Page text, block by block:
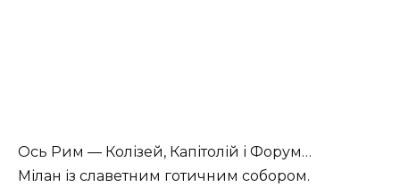
Ось Рим — Колізей, Капітолій і Форум…
Мілан із славетним готичним собором.